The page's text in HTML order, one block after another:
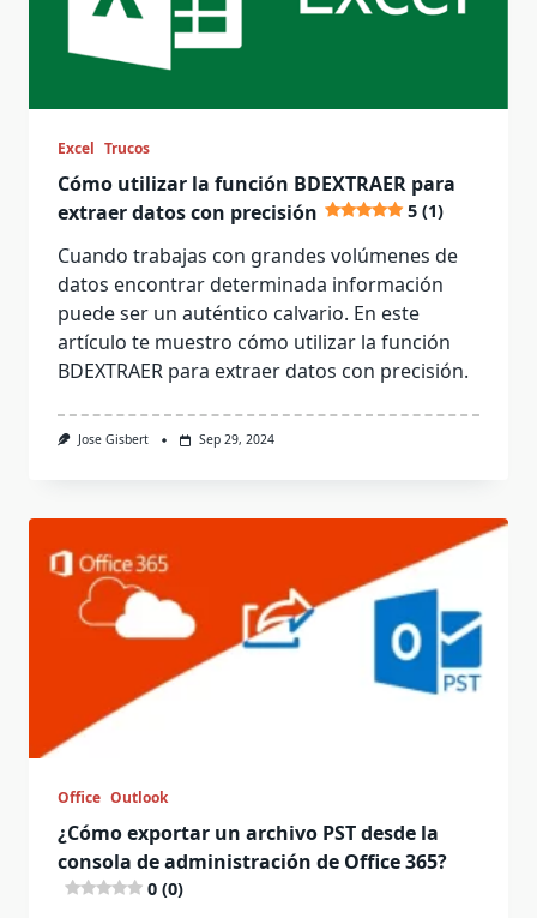
Excel Trucos
Cómo utilizar la función BDEXTRAER para
extraer datos con precisión
5 (1)
Cuando trabajas con grandes volúmenes de
datos encontrar determinada información
puede ser un auténtico calvario. En este
artículo te muestro cómo utilizar la función
BDEXTRAER para extraer datos con precisión.
Jose Gisbert Sep 29, 2024
Office Outlook
¿Cómo exportar un archivo PST desde la
consola de administración de Office 365?
0 (0)